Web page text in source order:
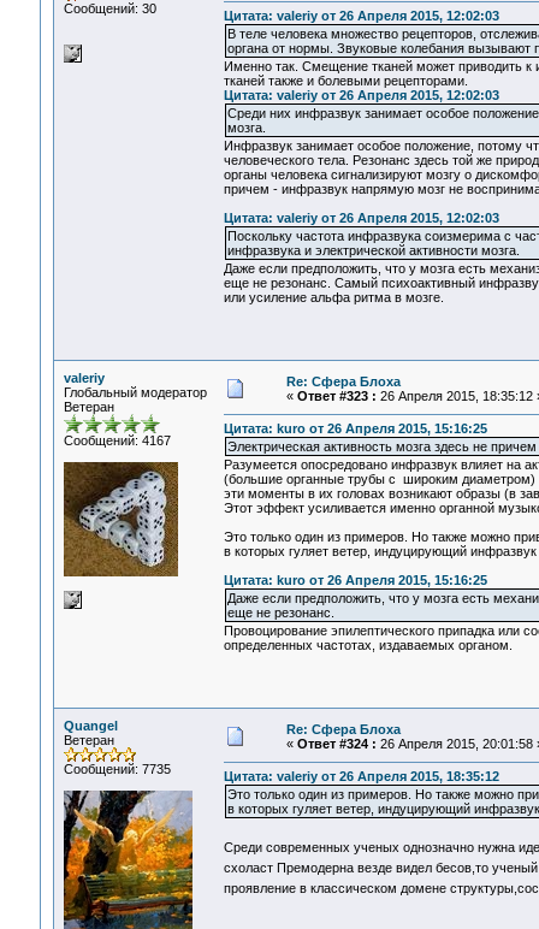
Сообщений: 30
Цитата: valeriy от 26 Апреля 2015, 12:02:03
В теле человека множество рецепторов,
органа от нормы. Звуковые колебания вызывают
Именно так. Смещение тканей может приводить
тканей также и болевыми рецепторами.
Цитата: valeriy от 26 Апреля 2015, 12:02:03
Среди них инфразвук занимает особое
мозга.
Инфразвук занимает особое положение, потому
человеческого тела. Резонанс здесь той же
органы человека сигнализируют мозгу о
причем - инфразвук напрямую мозг не
Цитата: valeriy от 26 Апреля 2015, 12:02:03
Поскольку частота инфразвука соизмерима с
инфразвука и электрической активности мозга.
Даже если предположить, что у мозга есть
еще не резонанс. Самый психоактивный
или усиление альфа ритма в мозге.
valeriy
Глобальный модератор
Ветеран
Сообщений: 4167
Re: Сфера Блоха
« Ответ #323 : 26 Апреля 2015, 18:35:12
Цитата: kuro от 26 Апреля 2015, 15:16:25
Электрическая активность мозга здесь не
Разумеется опосредовано инфразвук влияет на
(большие органные трубы с широким диаметром)
эти моменты в их головах возникают образы (в
Этот эффект усиливается именно органной
Это только один из примеров. Но также можно
в которых гуляет ветер, индуцирующий
Цитата: kuro от 26 Апреля 2015, 15:16:25
Даже если предположить, что у мозга есть
еще не резонанс.
Провоцирование эпилептического припадка или
определенных частотах, издаваемых органом.
Quangel
Ветеран
Сообщений: 7735
Re: Сфера Блоха
« Ответ #324 : 26 Апреля 2015, 20:01:58
Цитата: valeriy от 26 Апреля 2015, 18:35:12
Это только один из примеров. Но также можно
в которых гуляет ветер, индуцирующий
Среди современных ученых однозначно нужна
схоласт Премодерна везде видел бесов,то
проявление в классическом домене